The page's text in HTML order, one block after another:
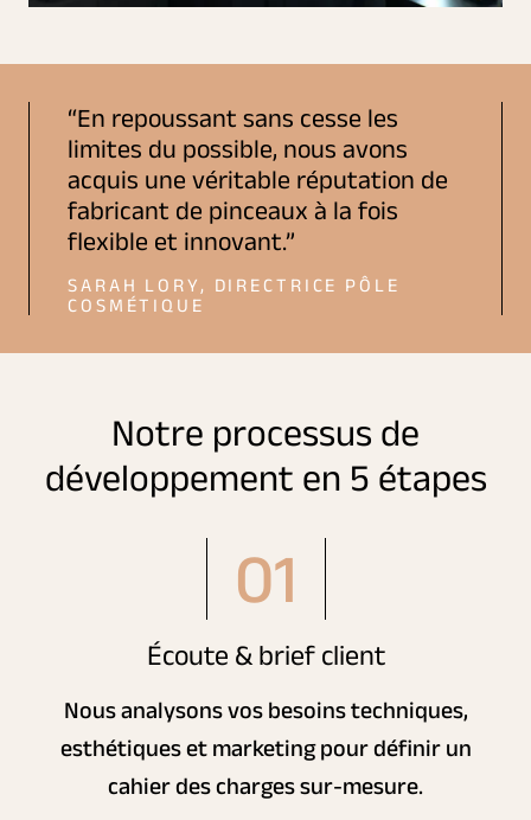
En repoussant sans cesse les
limites du possible, nous avons
acquis une véritable réputation de
fabricant de pinceaux à la fois
flexible et innovant.
SARAH LORY, DIRECTRICE PÔLE
COSMÉTIQUE
Notre processus de
développement en 5 étapes
01
Écoute & brief client
Nous analysons vos besoins techniques,
esthétiques et marketing pour définir un
cahier des charges sur-mesure.